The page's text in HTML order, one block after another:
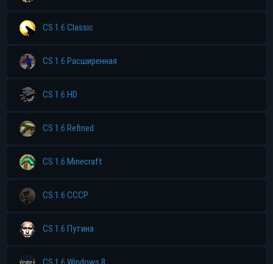
CS 1.6 Classic
CS 1.6 Расширенная
CS 1.6 HD
CS 1.6 Refined
CS 1.6 Minecraft
CS 1.6 CCCP
CS 1.6 Путина